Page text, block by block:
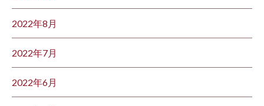
2022年8月
2022年7月
2022年6月